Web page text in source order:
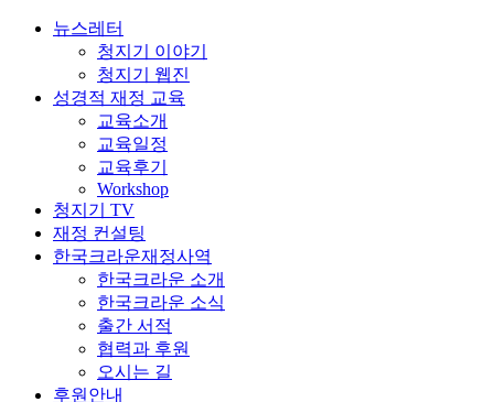
뉴스레터
청지기 이야기
청지기 웹진
성경적 재정 교육
교육소개
교육일정
교육후기
Workshop
청지기 TV
재정 컨설팅
한국크라운재정사역
한국크라운 소개
한국크라운 소식
출간 서적
협력과 후원
오시는 길
후원안내